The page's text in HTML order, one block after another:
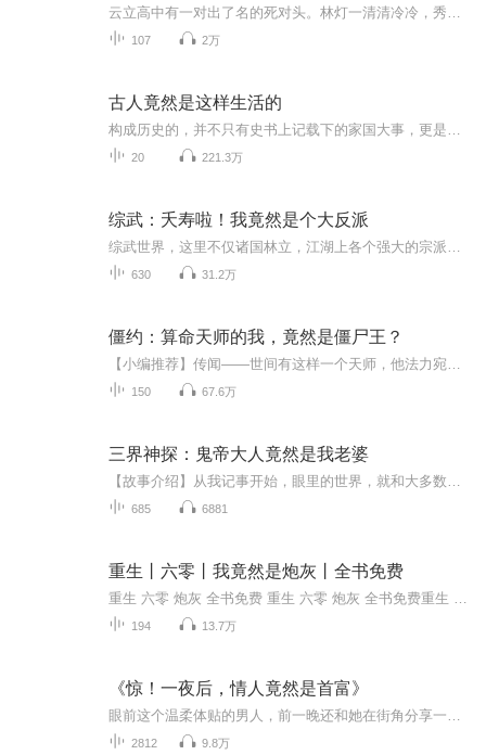
107 2万
古人竟然是这样生活的
20 221.3万
综武：夭寿啦！我竟然是个大反派
630 31.2万
僵约：算命天师的我，竟然是僵尸王？
150 67.6万
三界神探：鬼帝大人竟然是我老婆
685 6881
重生丨六零丨我竟然是炮灰丨全书免费
194 13.7万
《惊！一夜后，情人竟然是首富》
2812 9.8万